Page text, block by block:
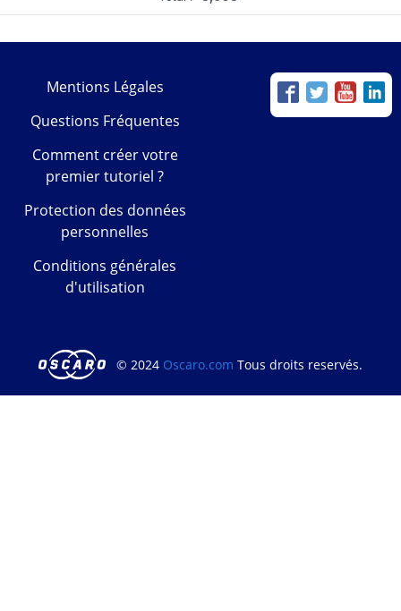
Mentions Légales
Questions Fréquentes
Comment créer votre
premier tutoriel ?
Protection des données
personnelles
Conditions générales
d'utilisation
© 2024 Oscaro.com Tous droits reservés.